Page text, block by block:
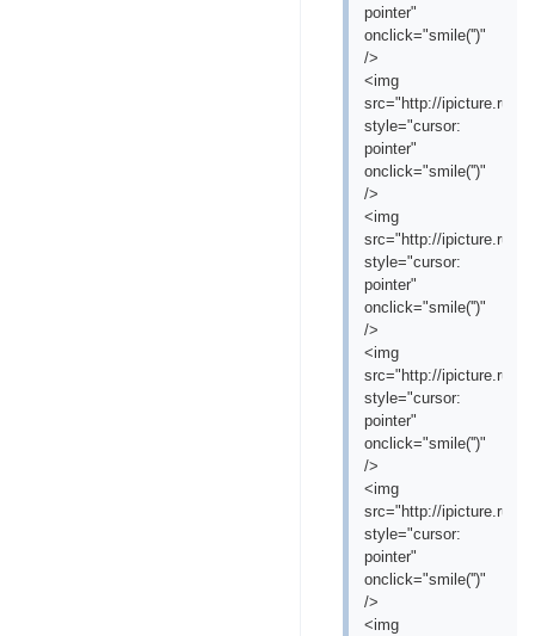
pointer"
onclick="smile('')"
/>
<img
src="http://ipicture.ru/
style="cursor:
pointer"
onclick="smile('')"
/>
<img
src="http://ipicture.ru/
style="cursor:
pointer"
onclick="smile('')"
/>
<img
src="http://ipicture.ru/
style="cursor:
pointer"
onclick="smile('')"
/>
<img
src="http://ipicture.ru/
style="cursor:
pointer"
onclick="smile('')"
/>
<img